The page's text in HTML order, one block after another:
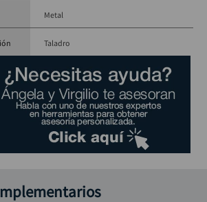
Metal
Taladro